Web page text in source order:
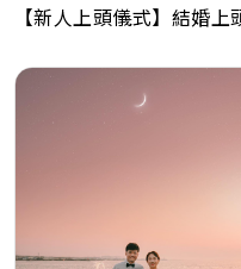
【新人上頭儀式】結婚